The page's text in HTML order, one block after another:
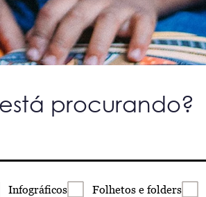
procurando?
Infográficos Folhetos e folders